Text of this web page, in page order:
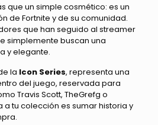
que un simple cosmético: es un
de Fortnite y de su comunidad.
que han seguido al streamer
simplemente buscan una
y elegante.
la Icon Series, representa una
del juego, reservada para
Travis Scott, TheGrefg o
a tu colección es sumar historia y